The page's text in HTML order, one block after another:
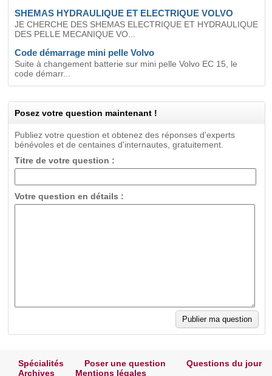
SHEMAS HYDRAULIQUE ET ELECTRIQUE VOLVO
JE CHERCHE DES SHEMAS ELECTRIQUE ET HYDRAULIQUE
DES PELLE MECANIQUE VO...
Code démarrage mini pelle Volvo
Suite à changement batterie sur mini pelle Volvo EC 15, le
code démarr...
Posez votre question maintenant !
Publiez votre question et obtenez des réponses d'experts
bénévoles et de centaines d'internautes, gratuitement.
Titre de votre question :
Votre question en détails :
Spécialités Poser une question
Questions du jour
Archives
Mentions légales